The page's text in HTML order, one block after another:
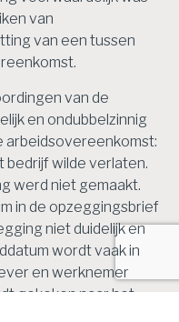
van
van een tussen
van de
en ondubbelzinnig
arbeidsovereenkomst:
bedrijf wilde verlaten.
werd niet gemaakt.
in de opzeggingsbrief
niet duidelijk en
wordt vaak in
en werknemer
gekeken naar het